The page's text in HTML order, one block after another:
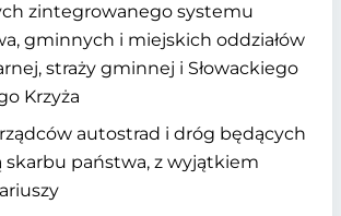
zintegrowanego systemu
gminnych i miejskich oddziałów
straży gminnej i Słowackiego
Krzyża
autostrad i dróg będących
skarbu państwa, z wyjątkiem